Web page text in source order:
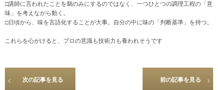
□講師に言われたことを鵜のみにするのではなく、一つひとつの調理工程の「意
味」を考えながら動く。
□日頃から、味を言語化することが大事。自分の中に味の「判断基準」を持つ。
これらを心がけると、プロの意識も技術力も養われそうです
次の記事を見る 前の記事を見る